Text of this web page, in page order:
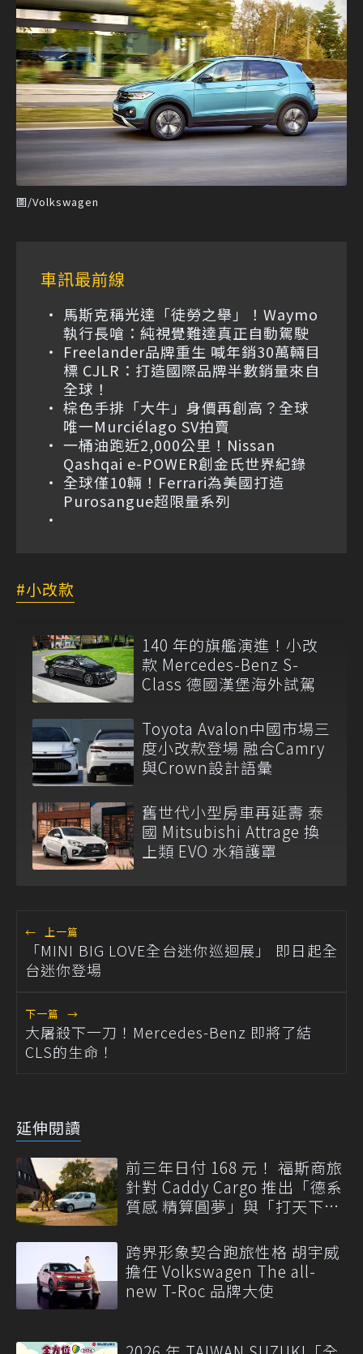
圖/Volkswagen
車訊最前線
馬斯克稱光達「徒勞之舉」！Waymo
執行長嗆：純視覺難達真正自動駕駛
Freelander品牌重生 喊年銷30萬輛目
標 CJLR：打造國際品牌半數銷量來自
全球！
棕色手排「大牛」身價再創高？全球
唯一Murciélago SV拍賣
一桶油跑近2,000公里！Nissan
Qashqai e-POWER創金氏世界紀錄
全球僅10輛！Ferrari為美國打造
Purosangue超限量系列
小改款
140 年的旗艦演進！小改
款 Mercedes-Benz S-
Class 德國漢堡海外試駕
Toyota Avalon中國市場三
度小改款登場 融合Camry
與Crown設計語彙
舊世代小型房車再延壽 泰
國 Mitsubishi Attrage 換
上類 EVO 水箱護罩
← 上一篇
「MINI BIG LOVE全台迷你巡迴展」 即日起全
台迷你登場
下一篇 →
大屠殺下一刀！Mercedes-Benz 即將了結
CLS的生命！
延伸閱讀
前三年日付 168 元！ 福斯商旅
針對 Caddy Cargo 推出「德系
質感 精算圓夢」與「打天下」
跨界形象契合跑旅性格 胡宇威
擔任 Volkswagen The all-
new T-Roc 品牌大使